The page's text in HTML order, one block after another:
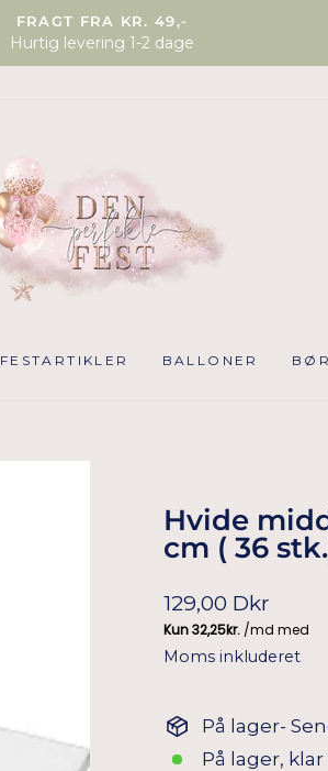
FRAGT FRA KR. 49,-
Hurtig levering 1-2 dage
FESTARTIKLER BALLONER
Hvide
cm ( 36
Normal
pris
129,00 Dkr
Moms inkluderet
På lager-
På lager,